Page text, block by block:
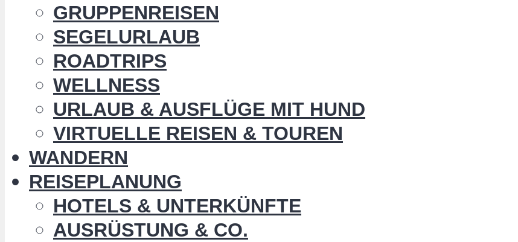
GRUPPENREISEN
SEGELURLAUB
ROADTRIPS
WELLNESS
URLAUB & AUSFLÜGE MIT HUND
VIRTUELLE REISEN & TOUREN
WANDERN
REISEPLANUNG
HOTELS & UNTERKÜNFTE
AUSRÜSTUNG & CO.